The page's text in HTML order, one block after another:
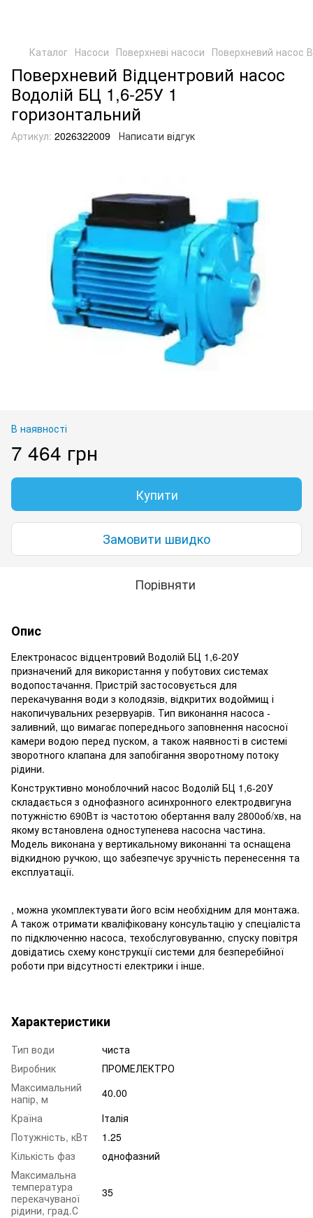
Каталог Насоси Поверхневі насоси Поверхневий насос
Поверхневий Відцентровий насос
Водолій БЦ 1,6-25У 1
горизонтальний
Артикул: 2026322009 Написати відгук
В наявності
7 464 грн
Купити
Замовити швидко
Порівняти
Опис
Електронасос відцентровий Водолій БЦ 1,6‑20У
призначений для використання у побутових системах
водопостачання. Пристрій застосовується для
перекачування води з колодязів, відкритих водоймищ і
накопичувальних резервуарів. Тип виконання насоса -
заливний, що вимагає попереднього заповнення насосної
камери водою перед пуском, а також наявності в системі
зворотного клапана для запобігання зворотному потоку
рідини.
Конструктивно моноблочний насос Водолій БЦ 1,6-20У
складається з однофазного асинхронного електродвигуна
потужністю 690Вт із частотою обертання валу 2800об/хв, на
якому встановлена ​​одноступенева насосна частина.
Модель виконана у вертикальному виконанні та оснащена
відкидною ручкою, що забезпечує зручність перенесення та
експлуатації.
, можна укомплектувати його всім необхідним для монтажа.
А також отримати кваліфіковану консультацію у спеціаліста
по підключенню насоса, техобслуговуванню, спуску повітря
довідатись схему конструкції системи для безперебійної
роботи при відсутності електрики і інше.
Характеристики
Тип води
чиста
Виробник
ПРОМЕЛЕКТРО
Максимальний
напір, м
40.00
Країна
Італія
Потужність, кВт
1.25
Кількість фаз
однофазний
Максимальна
температура
перекачуваної
рідини, град.С
35